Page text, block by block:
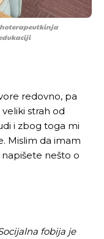
redovno, pa
strah od
i zbog toga mi
Mislim da imam
nešto o
fobija je